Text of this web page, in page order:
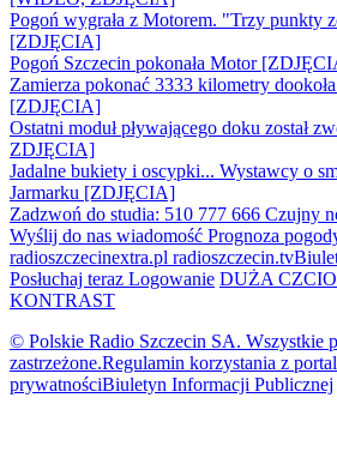
Pogoń wygrała z Motorem. "Trzy punkty
[ZDJĘCIA]
Pogoń Szczecin pokonała Motor
Zamierza pokonać 3333 kilometry
[ZDJĘCIA]
Ostatni moduł pływającego doku został
ZDJĘCIA]
Jadalne bukiety i oscypki... Wystawcy o
Jarmarku [ZDJĘCIA]
Zadzwoń do studia: 510 777 666 Czujny
Wyślij do nas wiadomość Prognoza
radioszczecinextra.pl radioszczecin.tv
Posłuchaj teraz Logowanie DUŻA
KONTRAST
© Polskie Radio Szczecin SA. Wszystkie
zastrzeżone.Regulamin korzystania z
prywatnościBiuletyn Informacji Publicznej